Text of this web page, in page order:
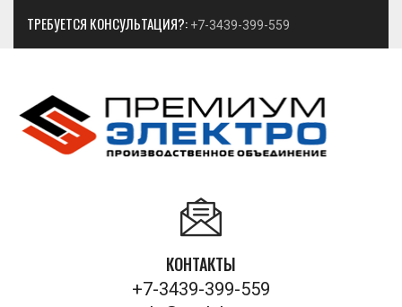
ТРЕБУЕТСЯ КОНСУЛЬТАЦИЯ?: +7-3439-399-559
КОНТАКТЫ
+7-3439-399-559